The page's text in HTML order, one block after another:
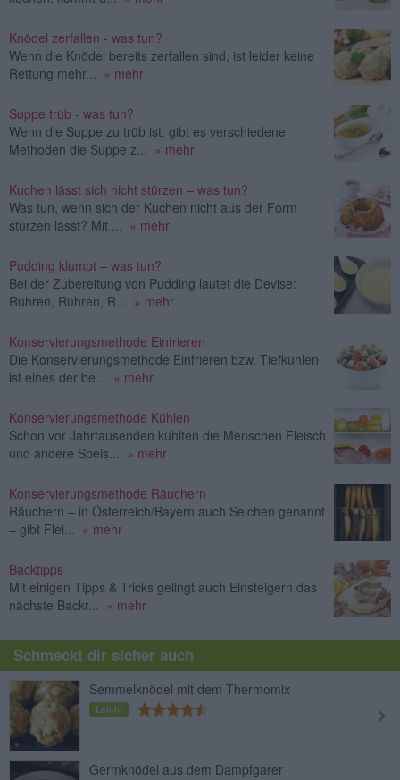
Knödel zerfallen - was tun?
Wenn die Knödel bereits zerfallen sind, ist leider keine
Rettung mehr... » mehr
Suppe trüb - was tun?
Wenn die Suppe zu trüb ist, gibt es verschiedene
Methoden die Suppe z... » mehr
Kuchen lässt sich nicht stürzen – was tun?
Was tun, wenn sich der Kuchen nicht aus der Form
stürzen lässt? Mit ... » mehr
Pudding klumpt – was tun?
Bei der Zubereitung von Pudding lautet die Devise:
Rühren, Rühren, R... » mehr
Konservierungsmethode Einfrieren
Die Konservierungsmethode Einfrieren bzw. Tiefkühlen
ist eines der be... » mehr
Konservierungsmethode Kühlen
Schon vor Jahrtausenden kühlten die Menschen Fleisch
und andere Speis... » mehr
Konservierungsmethode Räuchern
Räuchern – in Österreich/Bayern auch Selchen genannt
– gibt Flei... » mehr
Backtipps
Mit einigen Tipps & Tricks gelingt auch Einsteigern das
nächste Backr... » mehr
Schmeckt dir sicher auch
Semmelknödel mit dem Thermomix
Leicht
Germknödel aus dem Dampfgarer